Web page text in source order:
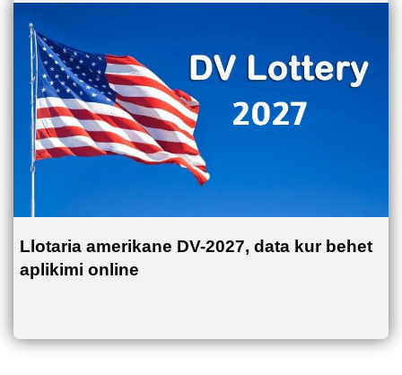
Llotaria amerikane DV-2027, data kur behet
aplikimi online